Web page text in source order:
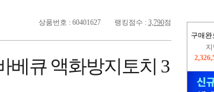
구매완
상품번호 : 60401627 랭킹점수 : 3,790점
베큐 액화방지토치 3